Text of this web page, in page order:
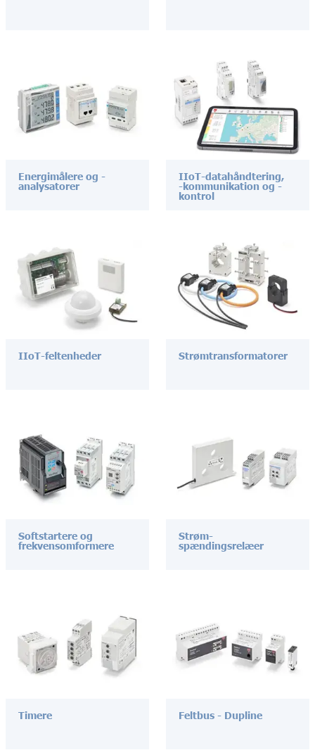
Energimålere og -
analysatorer
IIoT-datahåndtering,
-kommunikation og -
kontrol
IIoT-feltenheder Strømtransformatorer
Softstartere og
frekvensomformere
Strøm-
spændingsrelæer
Timere Feltbus - Dupline